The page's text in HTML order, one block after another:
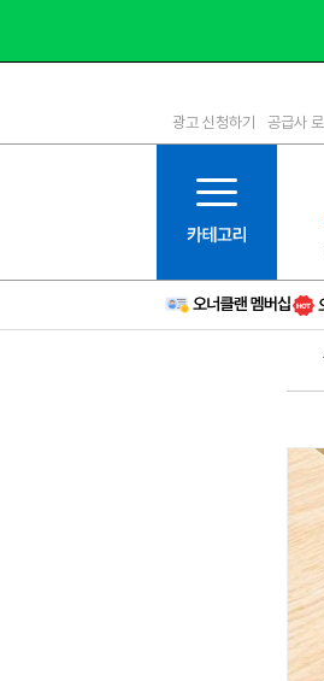
1등급
6등급
11등급
12등급
15등급
16등급
광고 신청하기 공급사